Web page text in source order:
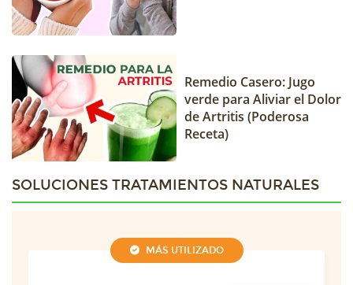
Remedio Casero: Jugo
verde para Aliviar el Dolor
de Artritis (Poderosa
Receta)
SOLUCIONES TRATAMIENTOS NATURALES
MÁS UTILIZADO